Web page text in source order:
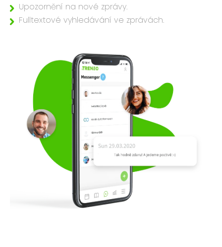
Upozornění na nové zprávy.
Fulltextové vyhledávání ve zprávách.